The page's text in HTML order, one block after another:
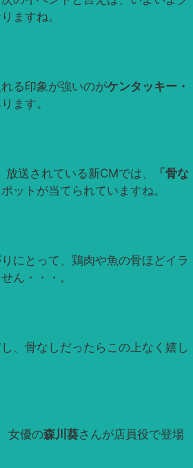
ますね。
る印象が強いのがケンタッキー・
ます。
放送されている新CMでは、
「骨な
ットが当てられていますね。
にとって、鶏肉や魚の骨ほどイラ
ん・・・。
、骨なしだったらこの上なく嬉し
女優の森川葵さんが店員役で登場